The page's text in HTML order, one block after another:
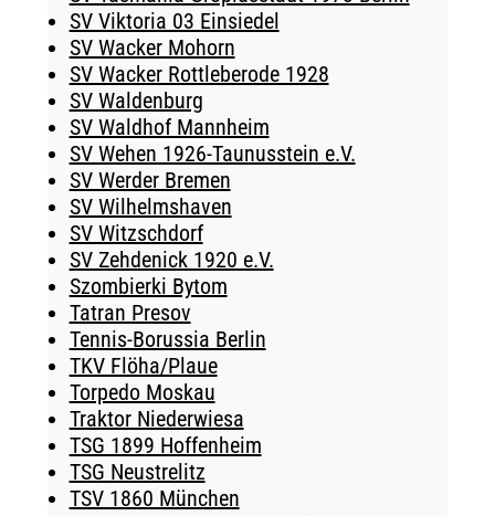
SV Viktoria 03 Einsiedel
SV Wacker Mohorn
SV Wacker Rottleberode 1928
SV Waldenburg
SV Waldhof Mannheim
SV Wehen 1926-Taunusstein e.V.
SV Werder Bremen
SV Wilhelmshaven
SV Witzschdorf
SV Zehdenick 1920 e.V.
Szombierki Bytom
Tatran Presov
Tennis-Borussia Berlin
TKV Flöha/Plaue
Torpedo Moskau
Traktor Niederwiesa
TSG 1899 Hoffenheim
TSG Neustrelitz
TSV 1860 München